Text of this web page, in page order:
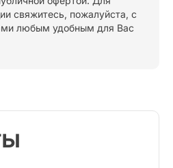
свяжитесь, пожалуйста, с
любым удобным для Вас